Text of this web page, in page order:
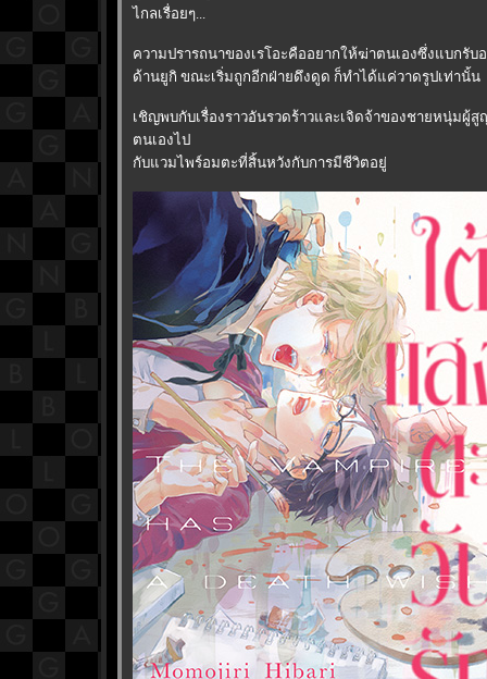
ไกลเรื่อยๆ...
ความปรารถนาของเรโอะคืออยากให้ฆ่าตนเองซึ่งแบกรั
ด้านยูกิ ขณะเริ่มถูกอีกฝ่ายดึงดูด ก็ทำได้แค่วาดรูปเท่านั้น
เชิญพบกับเรื่องราวอันรวดร้าวและเจิดจ้าของชายหนุ่มผู้สู
ตนเองไป
กับแวมไพร์อมตะที่สิ้นหวังกับการมีชีวิตอยู่